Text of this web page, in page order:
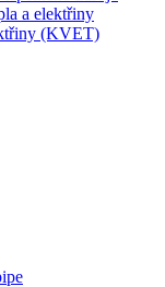
a elektřiny
(KVET)